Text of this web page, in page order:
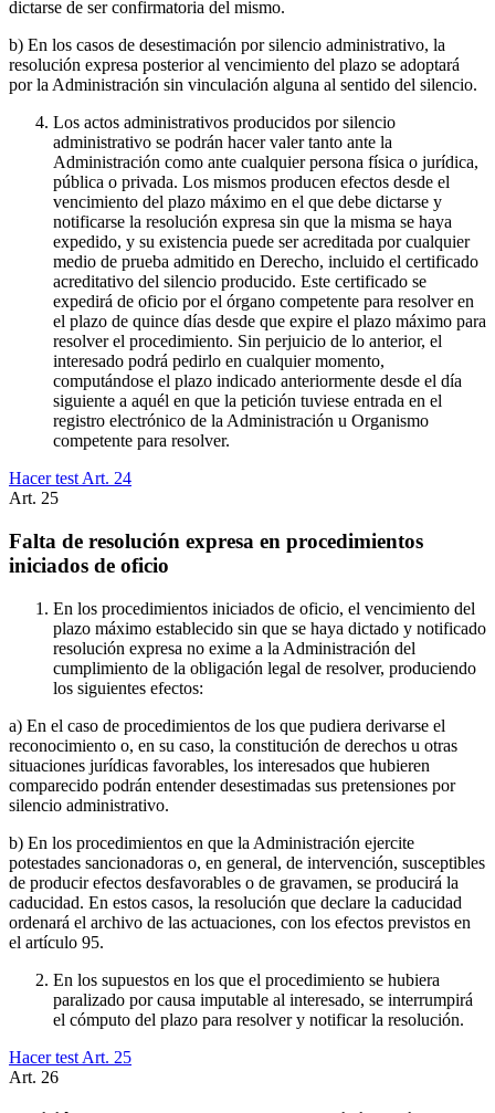
dictarse de ser confirmatoria del mismo.
b) En los casos de desestimación por silencio administrativo, la
resolución expresa posterior al vencimiento del plazo se adoptará
por la Administración sin vinculación alguna al sentido del silencio.
Los actos administrativos producidos por silencio
administrativo se podrán hacer valer tanto ante la
Administración como ante cualquier persona física o jurídica,
pública o privada. Los mismos producen efectos desde el
vencimiento del plazo máximo en el que debe dictarse y
notificarse la resolución expresa sin que la misma se haya
expedido, y su existencia puede ser acreditada por cualquier
medio de prueba admitido en Derecho, incluido el certificado
acreditativo del silencio producido. Este certificado se
expedirá de oficio por el órgano competente para resolver en
el plazo de quince días desde que expire el plazo máximo para
resolver el procedimiento. Sin perjuicio de lo anterior, el
interesado podrá pedirlo en cualquier momento,
computándose el plazo indicado anteriormente desde el día
siguiente a aquél en que la petición tuviese entrada en el
registro electrónico de la Administración u Organismo
competente para resolver.
Hacer test Art. 24
Art. 25
Falta de resolución expresa en procedimientos
iniciados de oficio
En los procedimientos iniciados de oficio, el vencimiento del
plazo máximo establecido sin que se haya dictado y notificado
resolución expresa no exime a la Administración del
cumplimiento de la obligación legal de resolver, produciendo
los siguientes efectos:
a) En el caso de procedimientos de los que pudiera derivarse el
reconocimiento o, en su caso, la constitución de derechos u otras
situaciones jurídicas favorables, los interesados que hubieren
comparecido podrán entender desestimadas sus pretensiones por
silencio administrativo.
b) En los procedimientos en que la Administración ejercite
potestades sancionadoras o, en general, de intervención, susceptibles
de producir efectos desfavorables o de gravamen, se producirá la
caducidad. En estos casos, la resolución que declare la caducidad
ordenará el archivo de las actuaciones, con los efectos previstos en
el artículo 95.
En los supuestos en los que el procedimiento se hubiera
paralizado por causa imputable al interesado, se interrumpirá
el cómputo del plazo para resolver y notificar la resolución.
Hacer test Art. 25
Art. 26